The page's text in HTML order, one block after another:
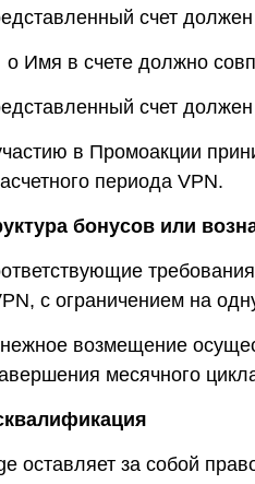
счет
o Имя в счете должно
счет
в Промоакции
периода VPN.
бонусов или
с ограничением на
возмещение
месячного
оставляет за собой